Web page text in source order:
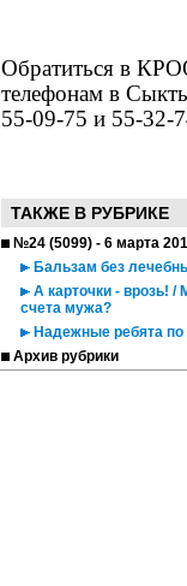
Обратиться в
телефонам в
55-09-75 и 55-32-
ТАКЖЕ В РУБРИКЕ
№24 (5099) - 6 марта
Бальзам без
А карточки - врозь! /
счета мужа?
Надежные ребята
Архив рубрики